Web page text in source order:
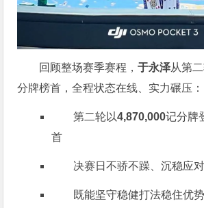
回顾整场赛季赛程，于永泽从第
分牌榜首，全程状态在线、实力碾压：
第二轮以4,870,000记分牌
首
决赛日不骄不躁、沉稳应对
既能坚守稳健打法稳住优